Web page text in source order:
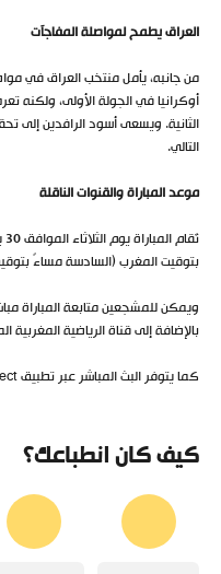
العراق يطمح لمواصلة المفاجآت
من جانبه، يأمل منتخب العراق في
أوكرانيا في الجولة الأولى، ولكنه
الثانية. ويسعى أسود الرافدين إلى
التالي.
موعد المباراة والقنوات الناقلة
بتوقيت المغرب (السادسة مساءً
بالإضافة إلى قناة الرياضية المغربية
كما يتوفر البث المباشر عبر تطبيق beIN connect أو TOD.
كيف كان انطباعك؟